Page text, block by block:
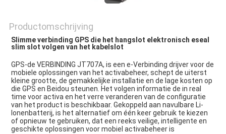
Productomschrijving
Slimme verbinding GPS die het hangslot elektronisch eseal
slim slot volgen van het kabelslot
GPS-de VERBINDING JT707A, is een e-Verbinding drijver voor de
mobiele oplossingen van het activabeheer, schept de uiterst
kleine grootte, de gemakkelijke installatie en de lage kosten op
die GPS en Beidou steunen. Het volgen informatie de in real
time voor activa en het verre veranderen van de configuratie
van het product is beschikbaar. Gekoppeld aan navulbare Li-
Ionenbatterij, is het alternatief om één keer gebruik te kiezen
of opnieuw te gebruiken, dat een reeks veilige, intelligente en
geschikte oplossingen voor mobiel activabeheer is